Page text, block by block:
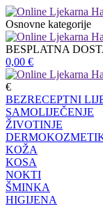
Osnovne kategorije
BESPLATNA
0,00 €
€
BEZRECEPTNI
SAMOLIJEČENJE
ŽIVOTINJE
KOŽA
KOSA
NOKTI
ŠMINKA
HIGIJENA